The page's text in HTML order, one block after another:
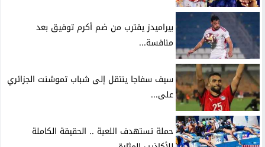
بيراميدز يقترب من ضم أكرم توفيق بعد
منافسة...
سيف سفاجا ينتقل إلى شباب تموشنت الجزائري
على...
حملة تستهدف اللعبة .. الحقيقة الكاملة